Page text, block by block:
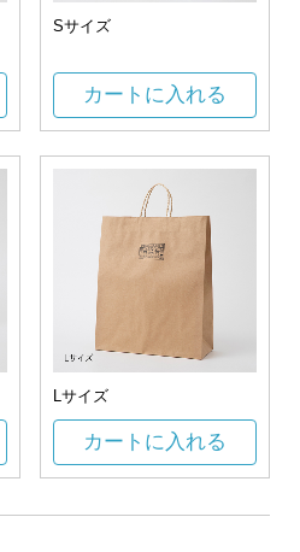
Sサイズ
カートに入れる
Lサイズ
カートに入れる